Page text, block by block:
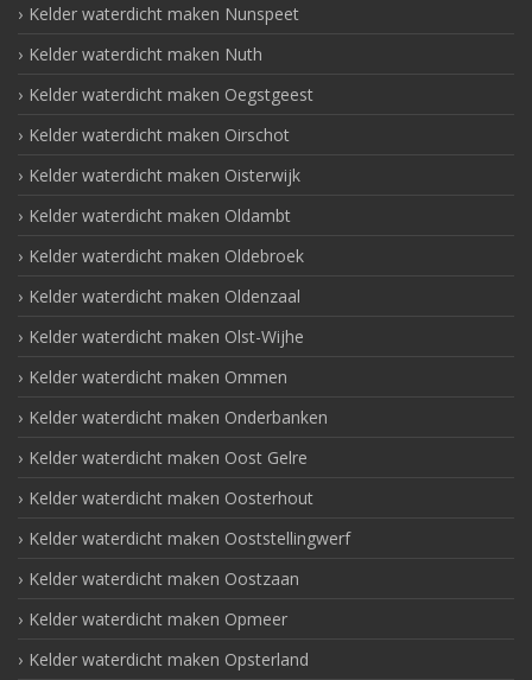
Kelder waterdicht maken Nunspeet
Kelder waterdicht maken Nuth
Kelder waterdicht maken Oegstgeest
Kelder waterdicht maken Oirschot
Kelder waterdicht maken Oisterwijk
Kelder waterdicht maken Oldambt
Kelder waterdicht maken Oldebroek
Kelder waterdicht maken Oldenzaal
Kelder waterdicht maken Olst-Wijhe
Kelder waterdicht maken Ommen
Kelder waterdicht maken Onderbanken
Kelder waterdicht maken Oost Gelre
Kelder waterdicht maken Oosterhout
Kelder waterdicht maken Ooststellingwerf
Kelder waterdicht maken Oostzaan
Kelder waterdicht maken Opmeer
Kelder waterdicht maken Opsterland